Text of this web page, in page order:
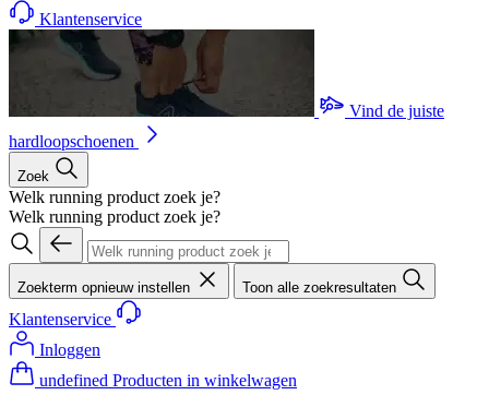
Klantenservice
Vind de juiste
hardloopschoenen
Zoek
Welk running product zoek je?
Welk running product zoek je?
Zoekterm opnieuw instellen Toon alle zoekresultaten
Klantenservice
Inloggen
undefined Producten in winkelwagen